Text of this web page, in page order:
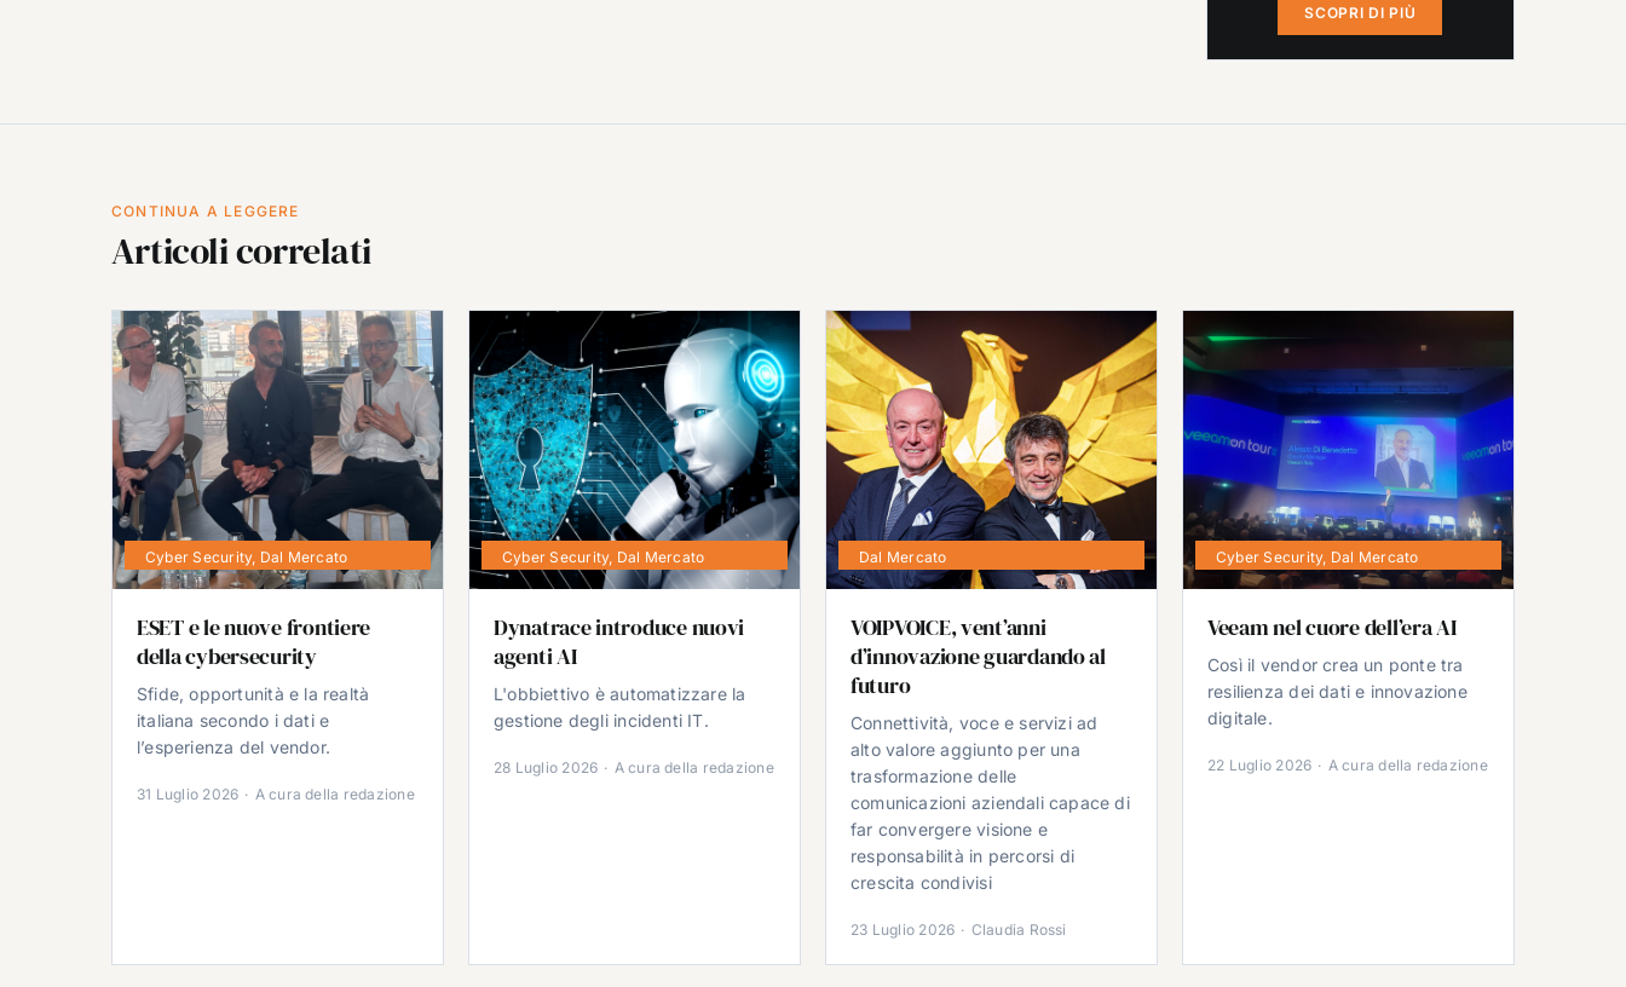
SCOPRI DI PIÙ
CONTINUA A LEGGERE
Articoli correlati
Cyber Security, Dal Mercato
ESET e le nuove frontiere
della cybersecurity
Sfide, opportunità e la realtà
italiana secondo i dati e
l’esperienza del vendor.
31 Luglio 2026 · A cura della redazione
Cyber Security, Dal Mercato
Dynatrace introduce nuovi
agenti AI
L'obbiettivo è automatizzare la
gestione degli incidenti IT.
28 Luglio 2026 · A cura della redazione
Dal Mercato
VOIPVOICE, vent’anni
d’innovazione guardando al
futuro
Connettività, voce e servizi ad
alto valore aggiunto per una
trasformazione delle
comunicazioni aziendali capace di
far convergere visione e
responsabilità in percorsi di
crescita condivisi
23 Luglio 2026 · Claudia Rossi
Cyber Security, Dal Mercato
Veeam nel cuore dell’era AI
Così il vendor crea un ponte tra
resilienza dei dati e innovazione
digitale.
22 Luglio 2026 · A cura della redazione